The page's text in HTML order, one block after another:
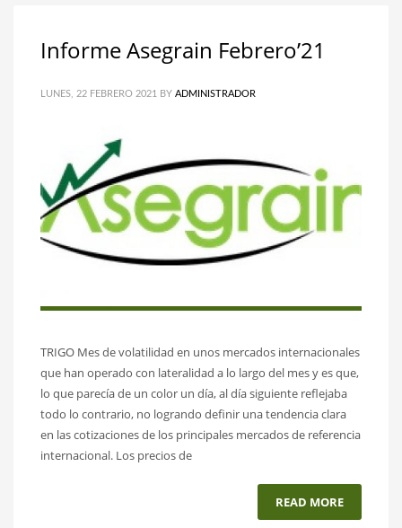
Informe Asegrain Febrero’21
LUNES, 22 FEBRERO 2021 BY ADMINISTRADOR
TRIGO Mes de volatilidad en unos mercados internacionales
que han operado con lateralidad a lo largo del mes y es que,
lo que parecía de un color un día, al día siguiente reflejaba
todo lo contrario, no logrando definir una tendencia clara
en las cotizaciones de los principales mercados de referencia
internacional. Los precios de
READ MORE